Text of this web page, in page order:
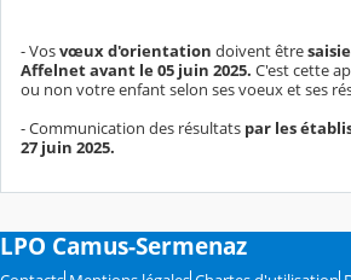
- Vosvœux d'orientation doivent être
Affelnet avant le 05 juin 2025. C'est cette
ou non votre enfant selon ses voeux et ses
- Communication des résultats par les
27 juin 2025.
LPO Camus-Sermenaz